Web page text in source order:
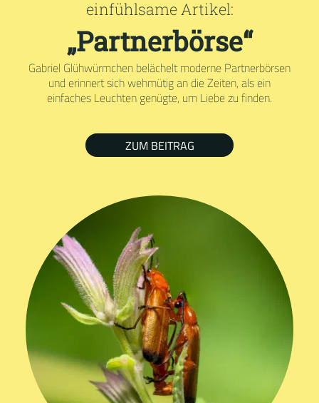
einfühlsame Artikel:
„Partnerbörse“
Gabriel Glühwürmchen belächelt moderne Partnerbörsen
und erinnert sich wehmütig an die Zeiten, als ein
einfaches Leuchten genügte, um Liebe zu finden.
ZUM BEITRAG